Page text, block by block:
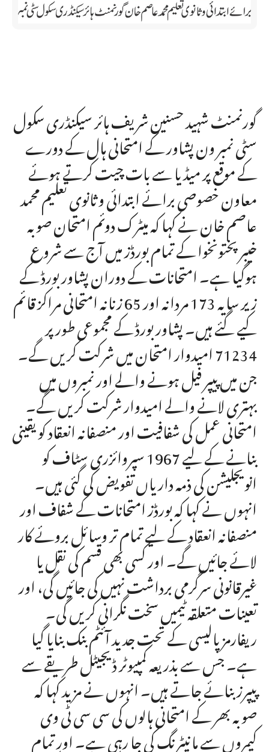
گورنمنٹ شہید حسنین شریف ہائر سیکنڈری سکول
سٹی نمبر ون پشاور کے امتحانی ہال کے دورے
کے موقع پر میڈیا سے بات چیت کرتے ہوئے
معاون خصوصی برائے ابتدائی و ثانوی تعلیم محمد
عاصم خان نے کہا کہ میٹرک دوئم امتحان صوبہ
خیبر پختونخوا کے تمام بورڈز میں آج سے شروع
ہوگیا ہے۔ امتحانات کے دوران پشاور بورڈ کے
زیر سایہ 173 مردانہ اور 65 زنانہ امتحانی مراکز قائم
کیے گئے ہیں۔ پشاور بورڈ کے مجموعی طور پر
71234 امیدوار امتحان میں شرکت کریں گے۔
جن میں پیپر فیل ہونے والے اور نمبروں میں
بہتری لانے والے امیدوار شرکت کریں گے۔
امتحانی عمل کی شفافیت اور منصفانہ انعقاد کو یقینی
بنانے کے لیے 1967 سپروائزری سٹاف کو
انویجلیشن کی ذمہ داریاں تفویض کی گئی ہیں۔
انہوں نے کہا کہ بورڈز امتحانات کے شفاف اور
منصفانہ انعقاد کے لیے تمام تر وسائل بروئے کار
لائے جائیں گے۔ اور کسی بھی قسم کی نقل یا
غیرقانونی سرگرمی برداشت نہیں کی جائیں گی، اور
تعینات متعلقہ ٹیمیں سخت نگرانی کریں گی۔
ریفارمز پالیسی کے تحت جدید آئٹم بنک بنایا گیا
ہے۔ جس سے بذریعہ کمپیوٹر ڈیجیٹل طریقے سے
پیپرز بنائے جاتے ہیں۔ انہوں نے مزید کہا کہ
صوبہ بھر کے امتحانی ہالوں کی سی سی ٹی وی
کیمروں سے مانیٹرنگ کی جا رہی ہے۔ اور تمام